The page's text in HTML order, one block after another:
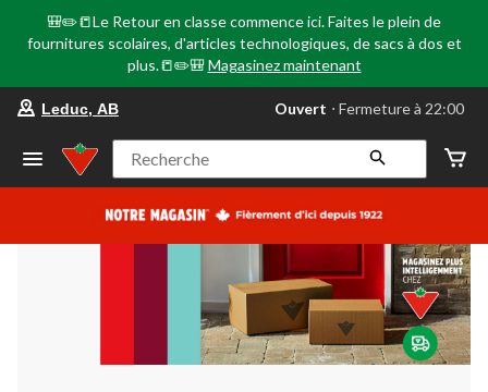
🎒✏️📒Le Retour en classe commence ici. Faites le plein de
fournitures scolaires, d'articles technologiques, de sacs à dos et
plus.📒✏️🎒 Magasinez maintenant
votre
préféré
Leduc,
AB,
courament
Fermeture
à
22:00
cliquer
pour
changer
Leduc, AB Ouvert ⋅ Fermeture à 22:00
Recherche